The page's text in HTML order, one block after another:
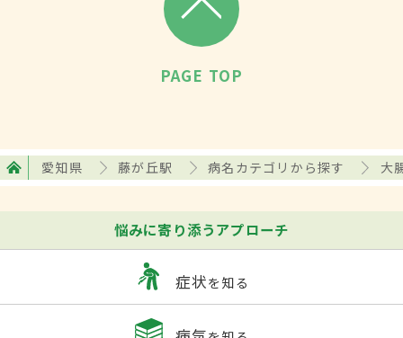
PAGE TOP
愛知県 藤が丘駅 病名カテゴリから探す 大
悩みに寄り添うアプローチ
症状を知る